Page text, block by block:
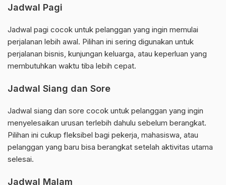
Jadwal Pagi
Jadwal pagi cocok untuk pelanggan yang ingin memulai
perjalanan lebih awal. Pilihan ini sering digunakan untuk
perjalanan bisnis, kunjungan keluarga, atau keperluan yang
membutuhkan waktu tiba lebih cepat.
Jadwal Siang dan Sore
Jadwal siang dan sore cocok untuk pelanggan yang ingin
menyelesaikan urusan terlebih dahulu sebelum berangkat.
Pilihan ini cukup fleksibel bagi pekerja, mahasiswa, atau
pelanggan yang baru bisa berangkat setelah aktivitas utama
selesai.
Jadwal Malam